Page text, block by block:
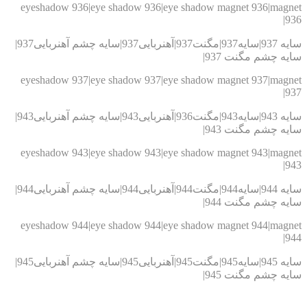
eyeshadow 936|eye shadow 936|eye shadow magnet
سایه 937|سایه937|مگنت937|آهنربایی937|سایه چشم آهنربایی937|
چشم مگنت 937|
eyeshadow 937|eye shadow 937|eye shadow magnet
سایه 943|سایه943|مگنت936|آهنربایی943|سایه چشم آهنربایی943|
چشم مگنت 943|
eyeshadow 943|eye shadow 943|eye shadow magnet
سایه 944|سایه944|مگنت944|آهنربایی944|سایه چشم آهنربایی944|
چشم مگنت 944|
eyeshadow 944|eye shadow 944|eye shadow magnet
سایه 945|سایه945|مگنت945|آهنربایی945|سایه چشم آهنربایی945|
چشم مگنت 945|